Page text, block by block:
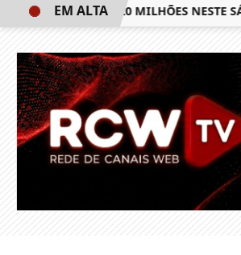
DE R$ 20 MILHÕES NESTE SÁBADO
EM ALTA